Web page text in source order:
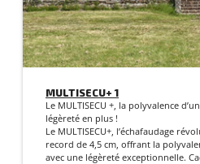
MULTISECU+ 1
Le MULTISECU +, la polyvalence
légèreté en plus !
Le MULTISECU+, l’échafaudage
record de 4,5 cm, offrant la
avec une légèreté exceptionnelle.